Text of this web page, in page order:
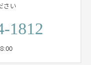
さい
1812